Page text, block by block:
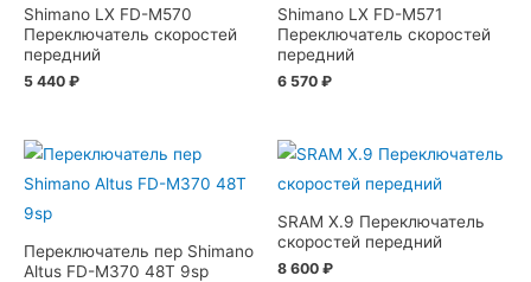
Shimano LX FD-M570
Переключатель скоростей
передний
5 440 ₽
Shimano LX FD-M571
Переключатель скоростей
передний
6 570 ₽
Переключатель пер Shimano
Altus FD-M370 48T 9sp
SRAM X.9 Переключатель
скоростей передний
8 600 ₽